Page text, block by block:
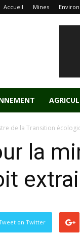
Accueil Mines
de la Transition
la
on Twitter